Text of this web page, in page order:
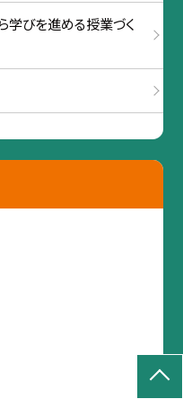
学びを進める授業づく